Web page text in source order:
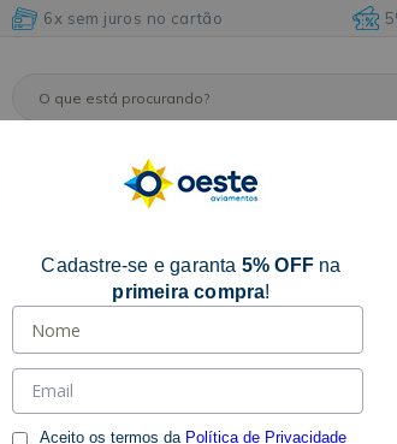
6x sem juros no cartão
FITAS
ARMARINHOS
E
ACESSÓRIOS
FIO
CÍRCULO
SKU 24999.7138
Cadastre-se e garanta 5% OFF na
primeira compra!
Aceito os termos da Política de Privacidade